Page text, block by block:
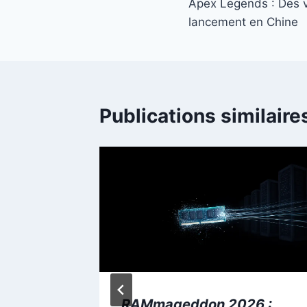
de
Apex Legends : Des
lancement en Chine
Publications